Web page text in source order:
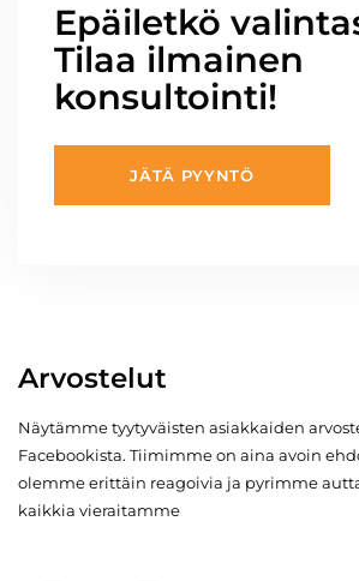
Epäiletkö
Tilaa ilmainen
konsultointi!
JÄTÄ PYYNTÖ
Arvostelut
Näytämme tyytyväisten asiakkaiden
Facebookista. Tiimimme on aina avoin
olemme erittäin reagoivia ja pyrimme
kaikkia vieraitamme